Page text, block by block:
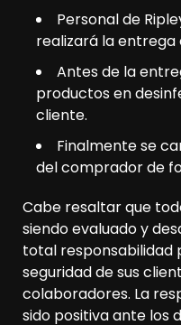
Personal de
realizará la entrega
Antes de la
productos en
cliente.
Finalmente se
del comprador de
Cabe resaltar que
siendo evaluado y
total responsabilidad
seguridad de sus
colaboradores. La
sido positiva ante los